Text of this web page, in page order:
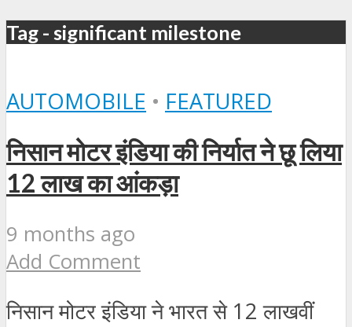
Tag - significant milestone
AUTOMOBILE • FEATURED
निसान मोटर इंडिया की निर्यात ने छू लिया
12 लाख का आंकड़ा
9 months ago
Add Comment
निसान मोटर इंडिया ने भारत से 12 लाखवीं